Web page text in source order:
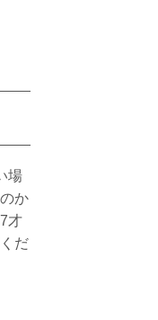
場
か
才
だ